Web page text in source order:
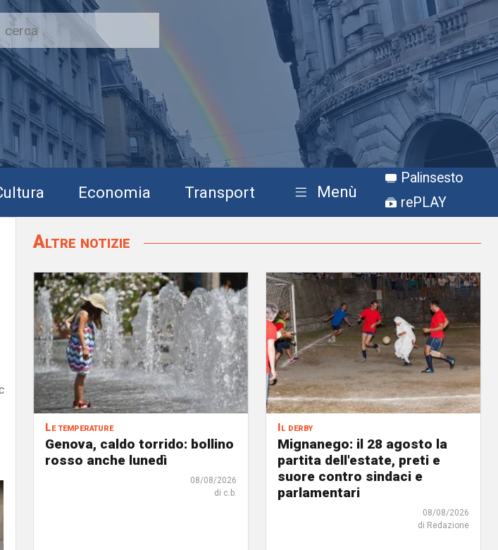
Economia Transport Menù
Palinsesto
rePLAY
Altre notizie
Le temperature
Genova, caldo torrido: bollino
rosso anche lunedì
08/08/2026
di c.b.
Il derby
Mignanego: il 28 agosto la
partita dell'estate, preti e
suore contro sindaci e
parlamentari
08/08/2026
di Redazione